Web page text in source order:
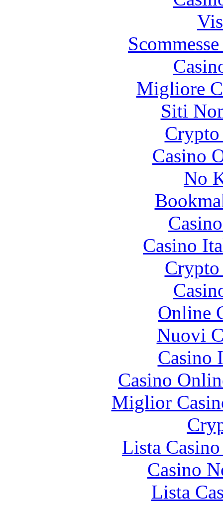
Migliore
Siti
Casino
No
Casino
Online
Nuovi
Casino
Casino
Miglior
Lista
Casino
Lista